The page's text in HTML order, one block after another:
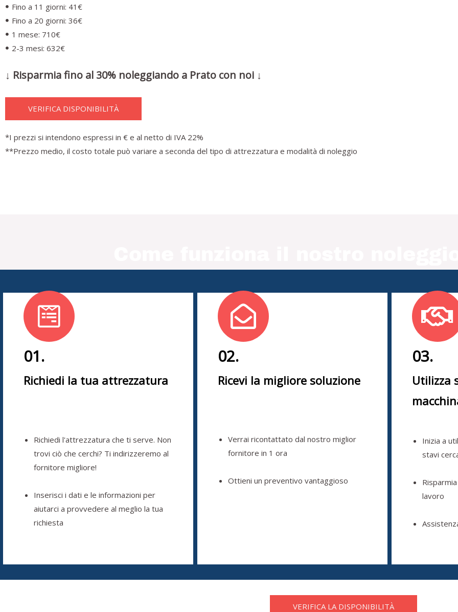
Fino a 11 giorni: 41€
Fino a 20 giorni: 36€
1 mese: 710€
2-3 mesi: 632€
↓ Risparmia fino al 30% noleggiando a Prato con noi ↓
VERIFICA DISPONIBILITÀ
*I prezzi si intendono espressi in € e al netto di IVA 22%
**Prezzo medio, il costo totale può variare a seconda del tipo di attrezzatura e modalità di noleggio
01.
Richiedi la tua attrezzatura
Richiedi l'attrezzatura che ti serve. Non
trovi ciò che cerchi? Ti indirizzeremo al
fornitore migliore!
Inserisci i dati e le informazioni per
aiutarci a provvedere al meglio la tua
richiesta
02.
Ricevi la migliore soluzione
Verrai ricontattato dal nostro miglior
fornitore in 1 ora
Ottieni un preventivo vantaggioso
03.
Utilizza
Inizia a
stavi
lavoro
VERIFICA LA DISPONIBILITÀ